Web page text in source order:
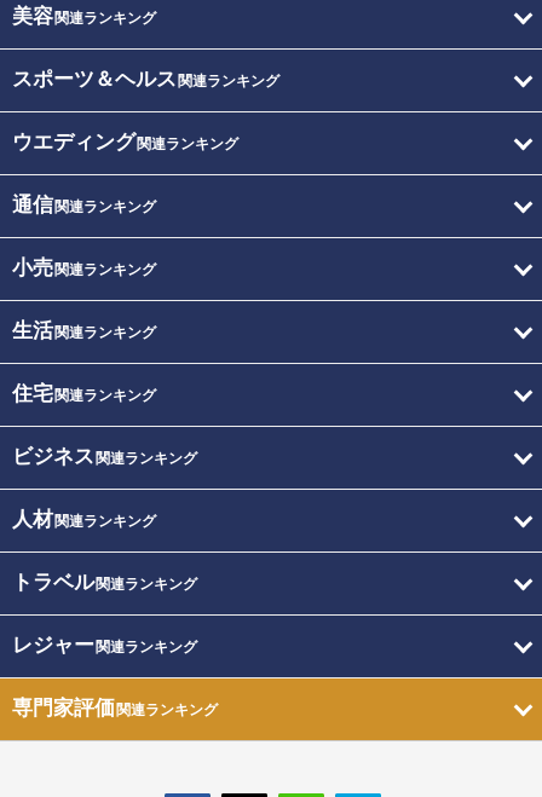
美容関連ランキング
スポーツ＆ヘルス 関連ランキング
ウエディング関連ランキング
通信関連ランキング
小売関連ランキング
生活関連ランキング
住宅関連ランキング
ビジネス 関連ランキング
人材関連ランキング
トラベル関連ランキング
レジャー関連ランキング
専門家評価関連ランキング